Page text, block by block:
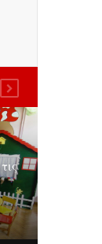
NEXT